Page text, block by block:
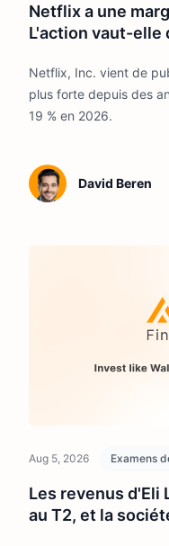
Netflix a une
L'action vaut-elle
Netflix, Inc. vient de
plus forte depuis des
19 % en 2026.
David Beren
Aug 5, 2026 Examens
Les revenus d'Eli
au T2, et la